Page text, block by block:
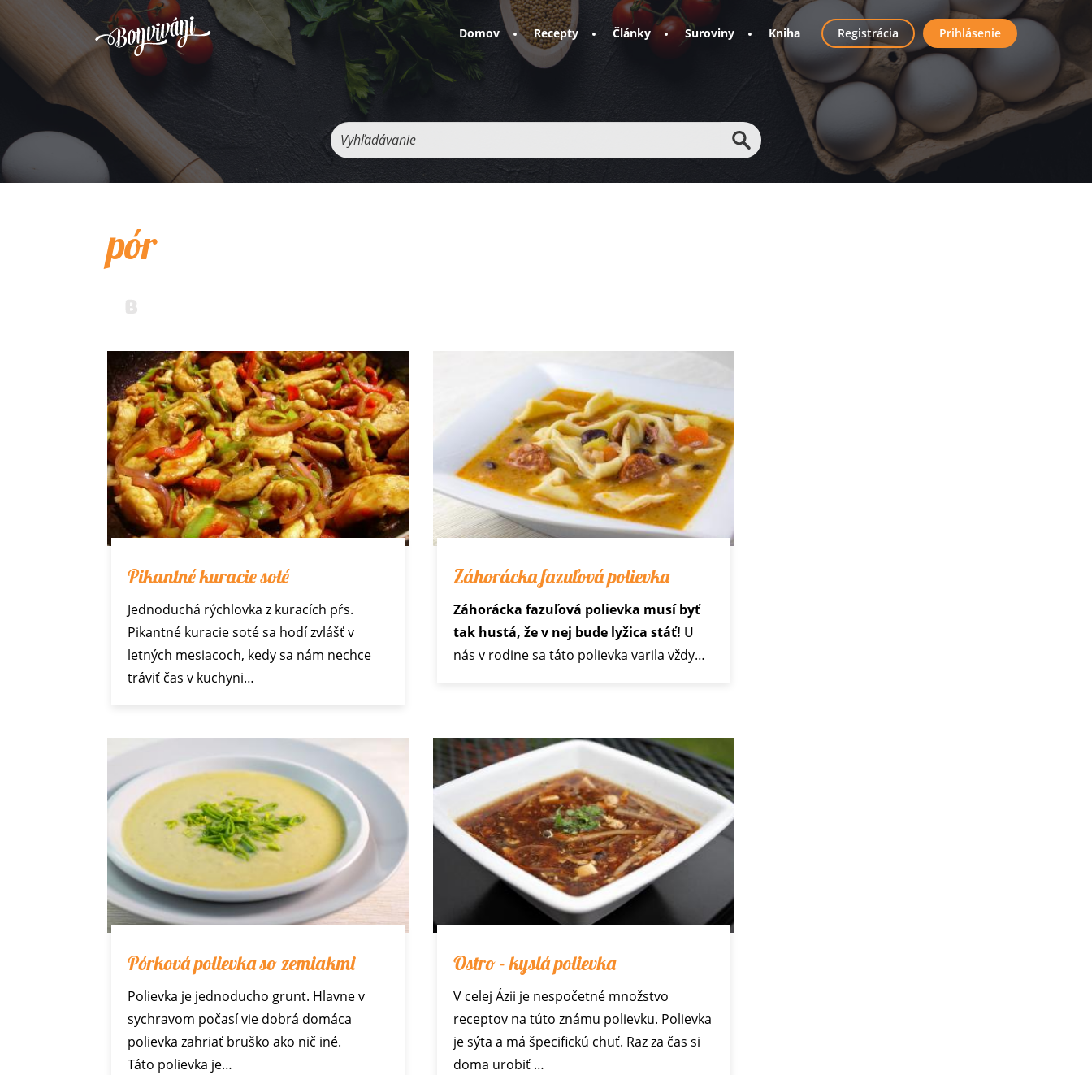
Domov Recepty Články Suroviny Kniha
User
account
menu
Registrácia Prihlásenie
Vyhľadávanie
pór
Pikantné kuracie soté
Jednoduchá rýchlovka z kuracích pŕs.
Pikantné kuracie soté sa hodí zvlášť v
letných mesiacoch, kedy sa nám nechce
tráviť čas v kuchyni…
Záhorácka fazuľová polievka
Záhorácka fazuľová polievka musí byť
tak hustá, že v nej bude lyžica stáť! U
nás v rodine sa táto polievka varila vždy…
Pórková polievka so zemiakmi
Polievka je jednoducho grunt. Hlavne v
sychravom počasí vie dobrá domáca
polievka zahriať bruško ako nič iné.
Táto polievka je…
Ostro - kyslá polievka
V celej Ázii je nespočetné množstvo
receptov na túto známu polievku. Polievka
je sýta a má špecifickú chuť. Raz za čas si
doma urobiť …